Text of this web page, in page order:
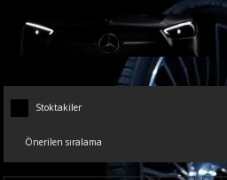
Stoktakiler